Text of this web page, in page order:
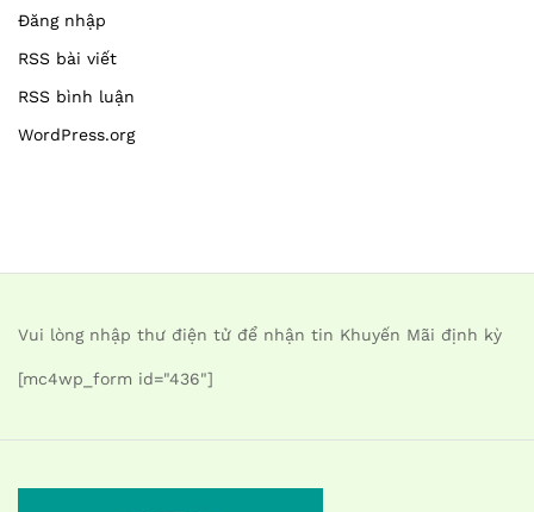
Đăng nhập
RSS bài viết
RSS bình luận
WordPress.org
Vui lòng nhập thư điện tử để nhận tin Khuyến Mãi định kỳ
[mc4wp_form id="436"]